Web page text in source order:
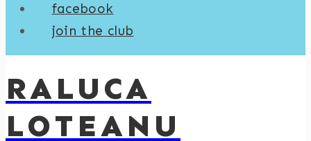
facebook
join the club
RALUCA
LOTEANU